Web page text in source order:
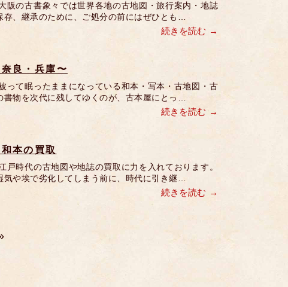
の古書象々では世界各地の古地図・旅行案内・地誌
存、継承のために、ご処分の前にはぜひとも…
続きを読む
良・兵庫〜
て眠ったままになっている和本・写本・古地図・古
書物を次代に残してゆくのが、古本屋にとっ…
続きを読む
本の買取
時代の古地図や地誌の買取に力を入れております。
気や埃で劣化してしまう前に、時代に引き継…
続きを読む